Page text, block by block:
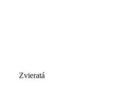
Zvieratá